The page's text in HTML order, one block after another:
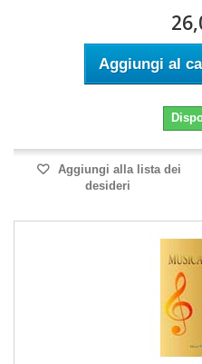
Aggiungi al
Aggiungi alla lista dei
desideri